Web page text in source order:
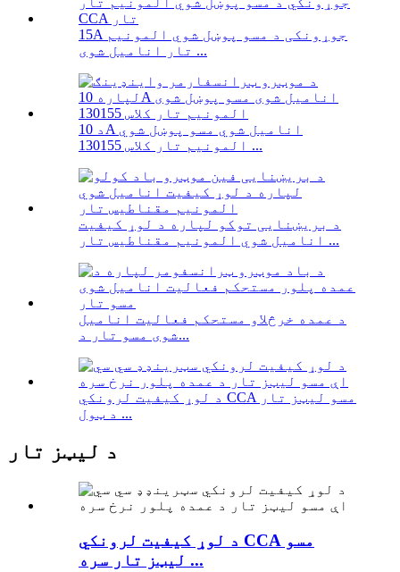
15A جوړونکی د مسو پوښل شوي المونیم
تار انامیل شوی ...
د 10A انامیل شوي مسو پوښل شوي
المونیم تار کلاس 130155 ...
د بریښنایی توکو لپاره د لوړ کیفیت
انامیل شوي المونیم مقناطیس تار ...
د عمده خرڅلاو مستحکم فعالیت انامیل
شوی مسو تار د...
د لوړ کیفیت لرونکي CCA مسو لیټز تار
د ټول ...
د لیټز تار
د لوړ کیفیت لرونکي CCA مسو
لیټز تار سره ...